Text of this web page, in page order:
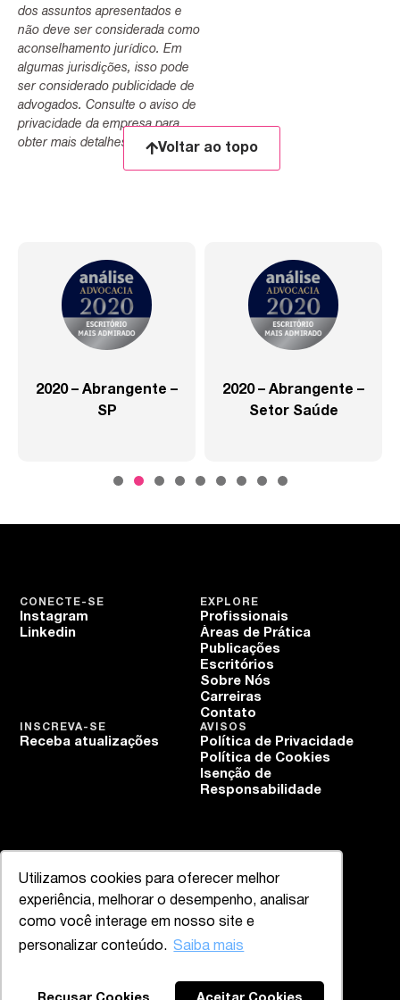
Utilizamos cookies para oferecer melhor
experiência, melhorar o desempenho, analisar
como você interage em nosso site e
personalizar conteúdo. Saiba mais
dos assuntos apresentados e
não deve ser considerada como
aconselhamento jurídico. Em
algumas jurisdições, isso pode
ser considerado publicidade de
advogados. Consulte o aviso de
privacidade da empresa para
obter mais detalhes.
Voltar ao topo
2020 – Abrangente –
SP
2020 – Abrangente –
Setor Saúde
EXPLORE
Profissionais
Áreas de Prática
Publicações
Escritórios
Sobre Nós
Carreiras
Contato
CONECTE-SE
Instagram
Linkedin
AVISOS
Política de Privacidade
Política de Cookies
Isenção de
Responsabilidade
INSCREVA-SE
Receba atualizações